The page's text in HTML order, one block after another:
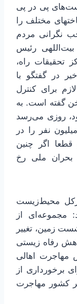
پی در پی
مختلف را
نگرانی مردم
رئیس
تحقیقات راه،
در گفتگو با
برای کنترل
گفته است. به
روزی می‌رسد
است جمعیتی بین ۲.۵ تا ۳ میلیون نفر را در
اگر چنین
بحران ملی رخ
محیط‌زیست
مجموعه‌ای از
زمین، تغییر
رفاه زیستی
مهاجرت اهالی
برخورداری از
کشور مهاجرت